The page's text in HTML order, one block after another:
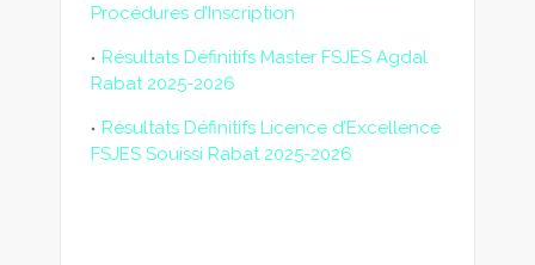
Procédures d’Inscription
Résultats Définitifs Master FSJES Agdal
Rabat 2025-2026
Résultats Définitifs Licence d’Excellence
FSJES Souissi Rabat 2025-2026